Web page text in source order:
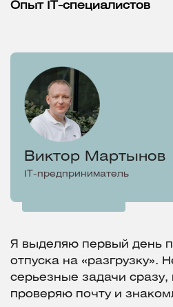
Опыт IT-специалистов
Виктор Мартынов
IT-предприниматель
Я выделяю первый день
отпуска на «разгрузку».
серьезные задачи сразу,
проверяю почту и